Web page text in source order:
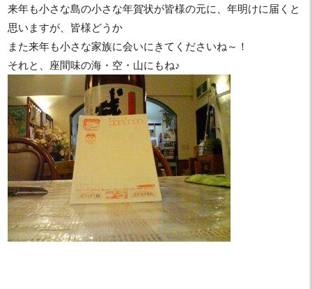
来年も小さな島の小さな年賀状が皆様の元に、年明けに届くと
思いますが、皆様どうか
また来年も小さな家族に会いにきてくださいね～！
それと、座間味の海・空・山にもね♪